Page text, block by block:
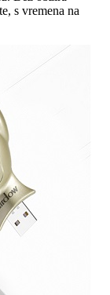
s vremena na